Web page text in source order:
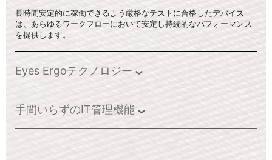
長時間安定的に稼働できるよう厳格なテストに合格したデバイス
は、あらゆるワークフローにおいて安定し持続的なパフォーマンス
を提供します。
Eyes Ergoテクノロジー
手間いらずのIT管理機能